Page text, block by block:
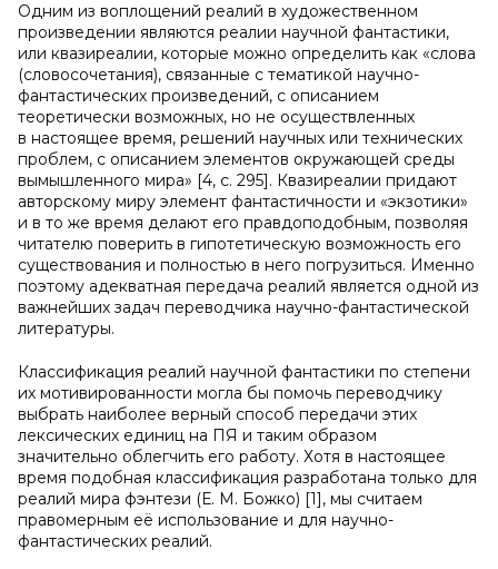
Одним из воплощений реалий в художественном
произведении являются реалии научной фантастики,
или квазиреалии, которые можно определить как «слова
(словосочетания), связанные с тематикой научно-
фантастических произведений, с описанием
теоретически возможных, но не осуществленных
в настоящее время, решений научных или технических
проблем, с описанием элементов окружающей среды
вымышленного мира» [4, с. 295]. Квазиреалии придают
авторскому миру элемент фантастичности и «экзотики»
и в то же время делают его правдоподобным, позволяя
читателю поверить в гипотетическую возможность его
существования и полностью в него погрузиться. Именно
поэтому адекватная передача реалий является одной из
важнейших задач переводчика научно-фантастической
литературы.
Классификация реалий научной фантастики по степени
их мотивированности могла бы помочь переводчику
выбрать наиболее верный способ передачи этих
лексических единиц на ПЯ и таким образом
значительно облегчить его работу. Хотя в настоящее
время подобная классификация разработана только для
реалий мира фэнтези (Е. М. Божко) [1], мы считаем
правомерным её использование и для научно-
фантастических реалий.